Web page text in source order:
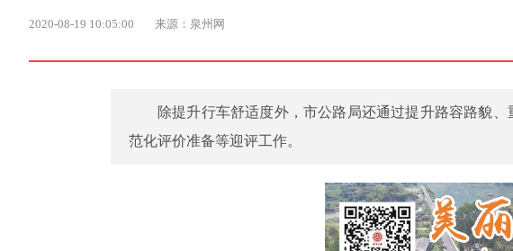
2020-08-19 10:05:00 来源：泉州网
除提升行车舒适度外，市公路局还通过提升路容路貌
范化评价准备等迎评工作。